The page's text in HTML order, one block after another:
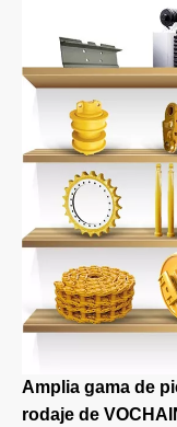
Amplia gama de
rodaje de